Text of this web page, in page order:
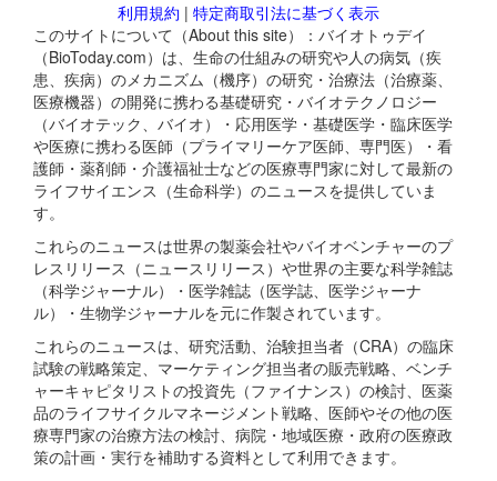
利用規約 | 特定商取引法に基づく表示
このサイトについて（About this site）：バイオトゥデイ
（BioToday.com）は、生命の仕組みの研究や人の病気（疾
患、疾病）のメカニズム（機序）の研究・治療法（治療薬、
医療機器）の開発に携わる基礎研究・バイオテクノロジー
（バイオテック、バイオ）・応用医学・基礎医学・臨床医学
や医療に携わる医師（プライマリーケア医師、専門医）・看
護師・薬剤師・介護福祉士などの医療専門家に対して最新の
ライフサイエンス（生命科学）のニュースを提供していま
す。
これらのニュースは世界の製薬会社やバイオベンチャーのプ
レスリリース（ニュースリリース）や世界の主要な科学雑誌
（科学ジャーナル）・医学雑誌（医学誌、医学ジャーナ
ル）・生物学ジャーナルを元に作製されています。
これらのニュースは、研究活動、治験担当者（CRA）の臨床
試験の戦略策定、マーケティング担当者の販売戦略、ベンチ
ャーキャピタリストの投資先（ファイナンス）の検討、医薬
品のライフサイクルマネージメント戦略、医師やその他の医
療専門家の治療方法の検討、病院・地域医療・政府の医療政
策の計画・実行を補助する資料として利用できます。